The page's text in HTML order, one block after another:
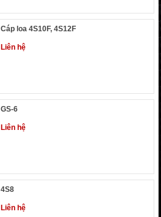
Cáp loa 4S10F, 4S12F
Liên hệ
GS-6
Liên hệ
4S8
Liên hệ